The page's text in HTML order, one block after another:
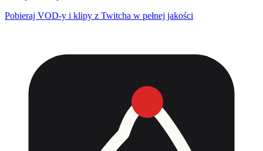
Pobieraj VOD-y i klipy z Twitcha w pełnej jakości